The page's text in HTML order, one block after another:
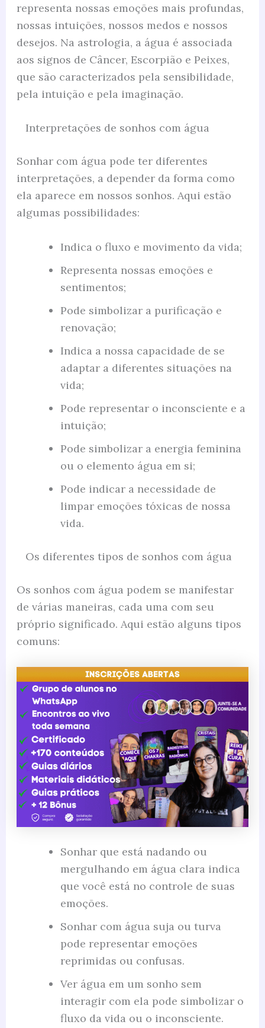
representa nossas emoções mais profundas,
nossas intuições, nossos medos e nossos
desejos. Na astrologia, a água é associada
aos signos de Câncer, Escorpião e Peixes,
que são caracterizados pela sensibilidade,
pela intuição e pela imaginação.
Interpretações de sonhos com água
Sonhar com água pode ter diferentes
interpretações, a depender da forma como
ela aparece em nossos sonhos. Aqui estão
algumas possibilidades:
Indica o fluxo e movimento da vida;
Representa nossas emoções e
sentimentos;
Pode simbolizar a purificação e
renovação;
Indica a nossa capacidade de se
adaptar a diferentes situações na
vida;
Pode representar o inconsciente e a
intuição;
Pode simbolizar a energia feminina
ou o elemento água em si;
Pode indicar a necessidade de
limpar emoções tóxicas de nossa
vida.
Os diferentes tipos de sonhos com água
Os sonhos com água podem se manifestar
de várias maneiras, cada uma com seu
próprio significado. Aqui estão alguns tipos
comuns:
Sonhar que está nadando ou
mergulhando em água clara indica
que você está no controle de suas
emoções.
Sonhar com água suja ou turva
pode representar emoções
reprimidas ou confusas.
Ver água em um sonho sem
interagir com ela pode simbolizar o
fluxo da vida ou o inconsciente.